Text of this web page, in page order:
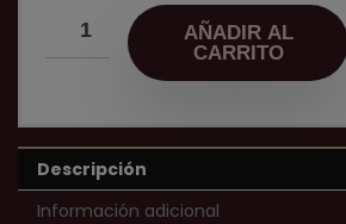
AÑADIR AL
CARRITO
Descripción
Información adicional